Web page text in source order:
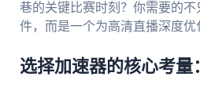
巷的关键比赛时刻？你需要的
件，而是一个为高清直播深度优
选择加速器的核心考量